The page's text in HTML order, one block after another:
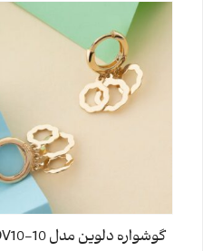
گوشواره دلوین مدل ER-DV10-10